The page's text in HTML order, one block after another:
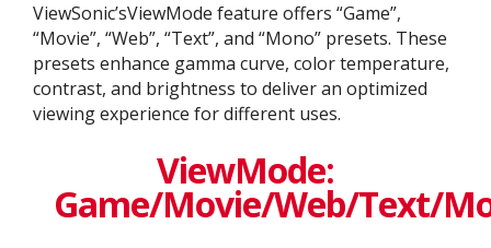
ViewSonic’sViewMode feature offers “Game”,
“Movie”, “Web”, “Text”, and “Mono” presets. These
presets enhance gamma curve, color temperature,
contrast, and brightness to deliver an optimized
viewing experience for different uses.
ViewMode:
Game/Movie/Web/Text/